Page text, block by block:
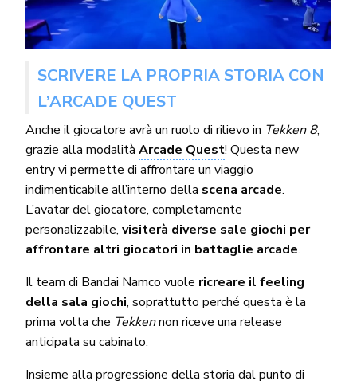
SCRIVERE LA PROPRIA STORIA CON
L’ARCADE QUEST
Anche il giocatore avrà un ruolo di rilievo in Tekken 8,
grazie alla modalitàArcade Quest! Questa new
entry vi permette di affrontare un viaggio
indimenticabile all’interno della scena arcade.
L’avatar del giocatore, completamente
personalizzabile, visiterà diverse sale giochi per
affrontare altri giocatori in battaglie arcade.
Il team di Bandai Namco vuole ricreare il feeling
della sala giochi, soprattutto perché questa è la
prima volta che Tekkennon riceve una release
anticipata su cabinato.
Insieme alla progressione della storia dal punto di